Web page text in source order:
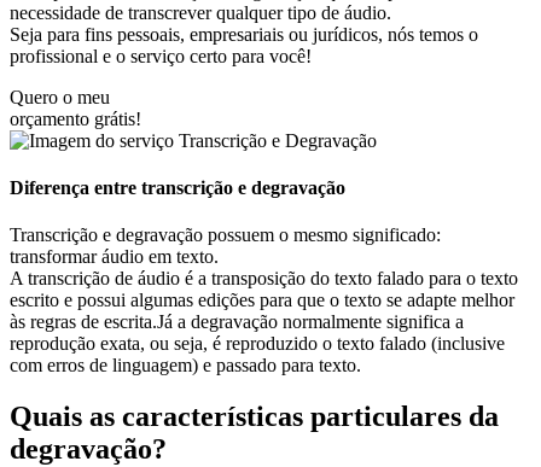
necessidade de transcrever qualquer tipo de áudio.
Seja para fins pessoais, empresariais ou jurídicos, nós temos o
profissional e o serviço certo para você!
Quero o meu
orçamento grátis!
Diferença entre transcrição e degravação
Transcrição e degravação possuem o mesmo significado:
transformar áudio em texto.
A transcrição de áudio é a transposição do texto falado para o texto
escrito e possui algumas edições para que o texto se adapte melhor
às regras de escrita.Já a degravação normalmente significa a
reprodução exata, ou seja, é reproduzido o texto falado (inclusive
com erros de linguagem) e passado para texto.
Quais as características particulares da
degravação?